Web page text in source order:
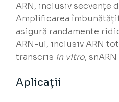
ARN, inclusiv secvențe
Amplificarea
asigură randamente
ARN-ul, inclusiv ARN
transcris in vitro,
Aplicații